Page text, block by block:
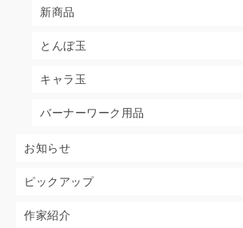
新商品
とんぼ玉
キャラ玉
バーナーワーク用品
お知らせ
ピックアップ
作家紹介